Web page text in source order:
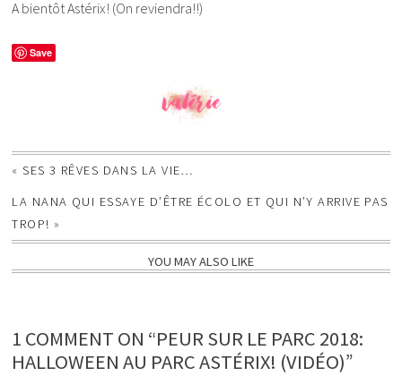
A bientôt Astérix! (On reviendra!!)
Save
«SES 3 RÊVES DANS LA VIE…
LA NANA QUI ESSAYE D’ÊTRE ÉCOLO ET QUI N’Y ARRIVE PAS
TROP! »
YOU MAY ALSO LIKE
1 COMMENT ON “PEUR SUR LE PARC 2018:
HALLOWEEN AU PARC ASTÉRIX! (VIDÉO)”